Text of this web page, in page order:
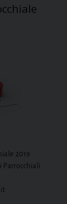
2019
Parrocchiali